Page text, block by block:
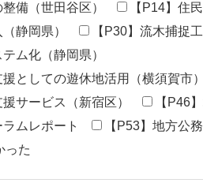
備（世田谷区）
【P14】住
静岡県）
【P30】流木捕捉
ム化（静岡県）
としての遊休地活用（横須賀市）
サービス（新宿区）
【P46
ムレポート
【P53】地方公
った